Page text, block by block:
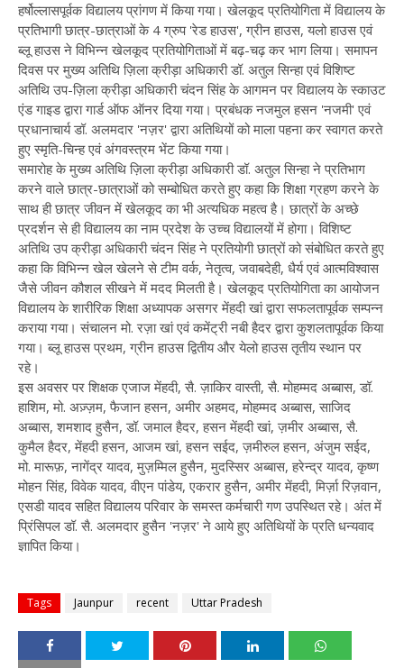
हर्षोल्लासपूर्वक विद्यालय प्रांगण में किया गया। खेलकूद प्रतियोगिता में विद्यालय के
प्रतिभागी छात्र-छात्राओं के 4 ग्रुप 'रेड हाउस', ग्रीन हाउस, यलो हाउस एवं
ब्लू हाउस ने विभिन्न खेलकूद प्रतियोगिताओं में बढ़-चढ़ कर भाग लिया। समापन
दिवस पर मुख्य अतिथि ज़िला क्रीड़ा अधिकारी डॉ. अतुल सिन्हा एवं विशिष्ट
अतिथि उप-ज़िला क्रीड़ा अधिकारी चंदन सिंह के आगमन पर विद्यालय के स्काउट
एंड गाइड द्वारा गार्ड ऑफ ऑनर दिया गया। प्रबंधक नजमुल हसन 'नजमी' एवं
प्रधानाचार्य डॉ. अलमदार 'नज़र' द्वारा अतिथियों को माला पहना कर स्वागत करते
हुए स्मृति-चिन्ह एवं अंगवस्त्रम भेंट किया गया।
समारोह के मुख्य अतिथि ज़िला क्रीड़ा अधिकारी डॉ. अतुल सिन्हा ने प्रतिभाग
करने वाले छात्र-छात्राओं को सम्बोधित करते हुए कहा कि शिक्षा ग्रहण करने के
साथ ही छात्र जीवन में खेलकूद का भी अत्यधिक महत्व है। छात्रों के अच्छे
प्रदर्शन से ही विद्यालय का नाम प्रदेश के उच्च विद्यालयों में होगा। विशिष्ट
अतिथि उप क्रीड़ा अधिकारी चंदन सिंह ने प्रतियोगी छात्रों को संबोधित करते हुए
कहा कि विभिन्न खेल खेलने से टीम वर्क, नेतृत्व, जवाबदेही, धैर्य एवं आत्मविश्वास
जैसे जीवन कौशल सीखने में मदद मिलती है। खेलकूद प्रतियोगिता का आयोजन
विद्यालय के शारीरिक शिक्षा अध्यापक असगर मेंहदी खां द्वारा सफलतापूर्वक सम्पन्न
कराया गया। संचालन मो. रज़ा खां एवं कमेंट्री नबी हैदर द्वारा कुशलतापूर्वक किया
गया। ब्लू हाउस प्रथम, ग्रीन हाउस द्वितीय और येलो हाउस तृतीय स्थान पर
रहे।
इस अवसर पर शिक्षक एजाज मेंहदी, सै. ज़ाकिर वास्ती, सै. मोहम्मद अब्बास, डॉ.
हाशिम, मो. अज़्ज़म, फैजान हसन, अमीर अहमद, मोहम्मद अब्बास, साजिद
अब्बास, शमशाद हुसैन, डॉ. जमाल हैदर, हसन मेंहदी खां, ज़मीर अब्बास, सै.
कुमैल हैदर, मेंहदी हसन, आजम खां, हसन सईद, ज़मीरुल हसन, अंजुम सईद,
मो. मारूफ़, नागेंद्र यादव, मुज़म्मिल हुसैन, मुदस्सिर अब्बास, हरेन्द्र यादव, कृष्ण
मोहन सिंह, विवेक यादव, वीएन पांडेय, एकरार हुसैन, अमीर मेंहदी, मिर्ज़ा रिज़वान,
एसडी यादव सहित विद्यालय परिवार के समस्त कर्मचारी गण उपस्थित रहे। अंत में
प्रिंसिपल डॉ. सै. अलमदार हुसैन 'नज़र' ने आये हुए अतिथियों के प्रति धन्यवाद
ज्ञापित किया।
Tags Jaunpur recent Uttar Pradesh